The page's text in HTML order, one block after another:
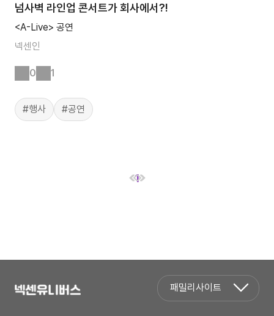
넘사벽 라인업 콘서트가 회사에서?!
<A-Live> 공연
넥센인
0 1
#행사 #공연
1
패밀리사이트